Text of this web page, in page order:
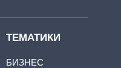
ТЕМАТИКИ
БИЗНЕС